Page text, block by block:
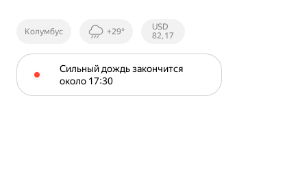
Колумбус +29°
Курсы ЦБ
РФ
USD
82,17
Сильный дождь закончится
около 17⁠:⁠30